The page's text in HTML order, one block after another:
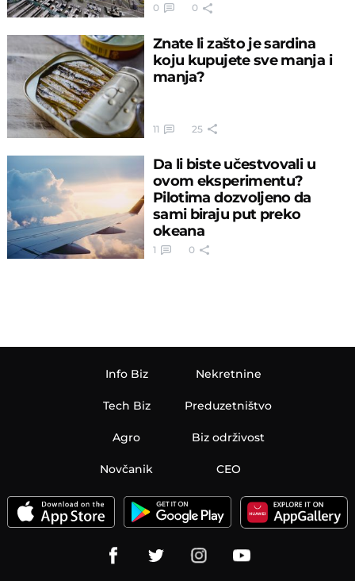
0 0
Znate li zašto je sardina
koju kupujete sve manja i
manja?
11 25
Da li biste učestvovali u
ovom eksperimentu?
Pilotima dozvoljeno da
sami biraju put preko
okeana
1 0
Info Biz
Tech Biz
Agro
Nekretnine
Preduzetništvo
Biz održivost
Novčanik CEO